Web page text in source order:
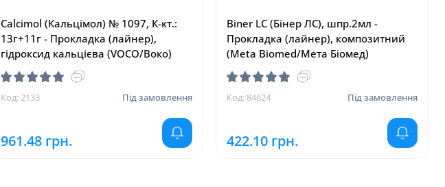
Calcimol (Кальцімол) № 1097, К-кт.:
13г+11г - Прокладка (лайнер),
гідроксид кальцієва (VOCO/Воко)
Код: 2133 Під замовлення
961.48 грн.
Biner LC (Бінер ЛС), шпр.2мл -
Прокладка (лайнер), композитний
(Meta Biomed/Мета Біомед)
Код: 84624 Під замовлення
422.10 грн.